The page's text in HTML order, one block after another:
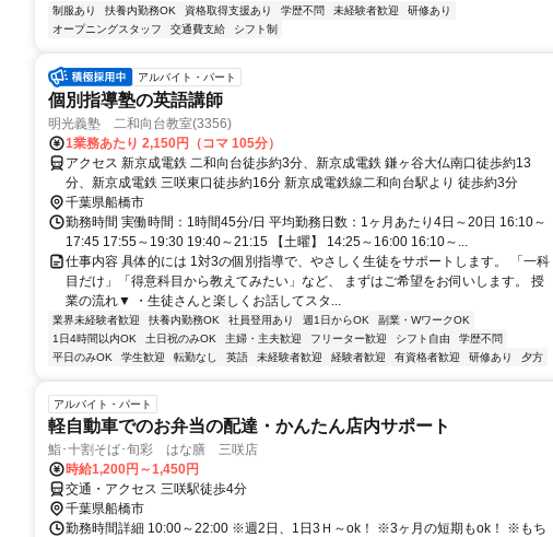
制服あり 扶養内勤務OK 資格取得支援あり 学歴不問 未経験者歓迎
研修あり
オープニングスタッフ
交通費支給 シフト制
アルバイト・パート
個別指導塾の英語講師
明光義塾 二和向台教室(3356)
1業務あたり 2,150円（コマ 105分）
アクセス 新京成電鉄 二和向台徒歩約3分、新京成電鉄 鎌ヶ谷大仏南口徒歩約13
分、新京成電鉄 三咲東口徒歩約16分 新京成電鉄線二和向台駅より 徒歩約3分
千葉県船橋市
勤務時間 実働時間：1時間45分/日 平均勤務日数：1ヶ月あたり4日～20日 16:10～
17:45 17:55～19:30 19:40～21:15 【土曜】 14:25～16:00 16:10～...
仕事内容 具体的には 1対3の個別指導で、やさしく生徒をサポートします。 「一科
目だけ」「得意科目から教えてみたい」など、 まずはご希望をお伺いします。 授
業の流れ▼ ・生徒さんと楽しくお話してスタ...
業界未経験者歓迎 扶養内勤務OK 社員登用あり 週1日からOK
副業・WワークOK
1日4時間以内OK
土日祝のみOK 主婦・主夫歓迎 フリーター歓迎 シフト自由
学歴不問
平日のみOK
学生歓迎 転勤なし 英語 未経験者歓迎 経験者歓迎 有資格者歓迎 研修あり 夕方
アルバイト・パート
軽自動車でのお弁当の配達・かんたん店内サポート
鮨･十割そば･旬彩 はな膳 三咲店
時給1,200円～1,450円
交通・アクセス 三咲駅徒歩4分
千葉県船橋市
勤務時間詳細 10:00～22:00 ※週2日、1日3Ｈ～ok！ ※3ヶ月の短期もok！ ※もち